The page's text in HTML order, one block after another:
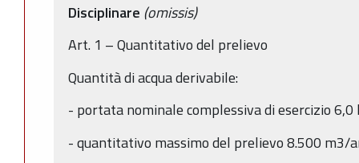
Disciplinare (omissis)
Art. 1 – Quantitativo del prelievo
Quantità di acqua derivabile:
- portata nominale complessiva di esercizio 6,0
- quantitativo massimo del prelievo 8.500 m3/